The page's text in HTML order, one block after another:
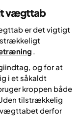
vægttab
er det vigtigt
.
og for at
i et såkaldt
kroppen både
tilstrækkelig
vægttabet derfor